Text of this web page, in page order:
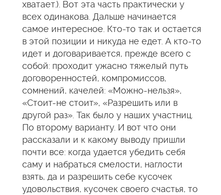
хватает.). Вот эта часть практически у
всех одинакова. Дальше начинается
самое интересное. Кто-то так и остается
в этой позиции и никуда не едет. А кто-то
идет и договаривается, прежде всего с
собой: проходит ужасно тяжелый путь
договоренностей, компромиссов,
сомнений, качелей: «Можно-нельзя»,
«Стоит-не стоит», «Разрешить или в
другой раз». Так было у наших участниц.
По второму варианту. И вот что они
рассказали и к какому выводу пришли
почти все: когда удается убедить себя
саму и набраться смелости, наглости
взять, да и разрешить себе кусочек
удовольствия, кусочек своего счастья, то